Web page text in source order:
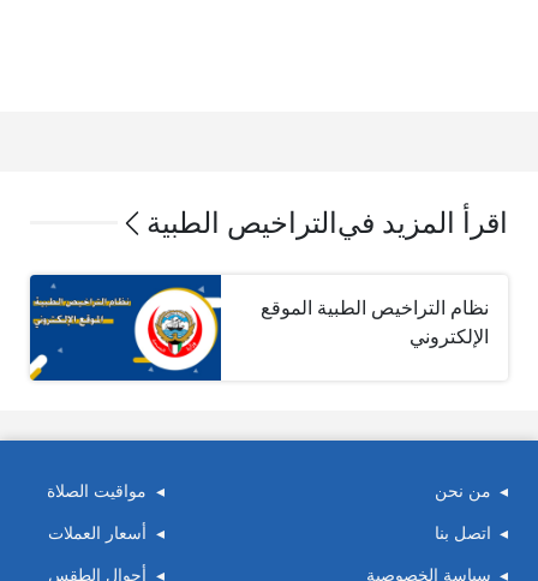
اقرأ المزيد في التراخيص الطبية
نظام التراخيص الطبية الموقع
الإلكتروني
من نحن
اتصل بنا
سياسة الخصوصية
مواقيت الصلاة
أسعار العملات
أحوال الطقس